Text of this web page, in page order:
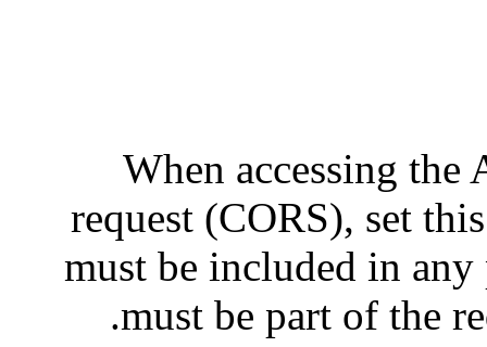
When accessing
request (CORS), set
must be included in
must be part of the